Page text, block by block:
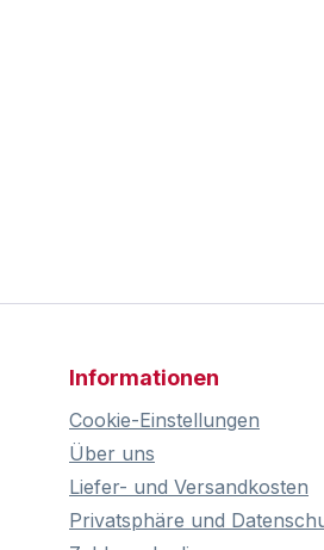
Informationen
Cookie-Einstellungen
Über uns
Liefer- und Versandkosten
Privatsphäre und